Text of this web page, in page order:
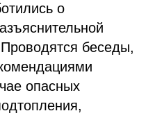
о
беседы,
опасных